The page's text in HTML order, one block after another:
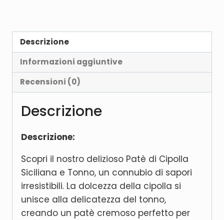
Descrizione
Informazioni aggiuntive
Recensioni (0)
Descrizione
Descrizione:
Scopri il nostro delizioso Patè di Cipolla
Siciliana e Tonno, un connubio di sapori
irresistibili. La dolcezza della cipolla si
unisce alla delicatezza del tonno,
creando un patè cremoso perfetto per